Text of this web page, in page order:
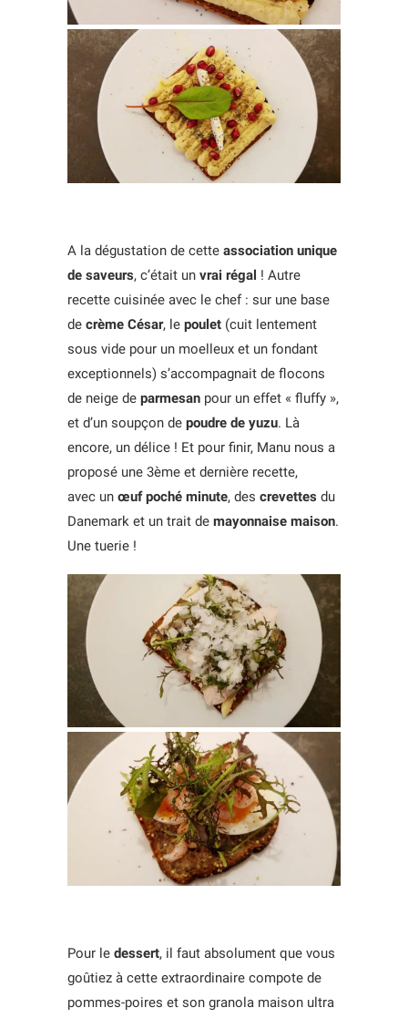
A la dégustation de cette association unique
de saveurs, c’était un vrai régal ! Autre
recette cuisinée avec le chef : sur une base
de crème César, le poulet (cuit lentement
sous vide pour un moelleux et un fondant
exceptionnels) s’accompagnait de flocons
de neige de parmesan pour un effet « fluffy »,
et d’un soupçon de poudre de yuzu. Là
encore, un délice ! Et pour finir, Manu nous a
proposé une 3ème et dernière recette,
avec un œuf poché minute, des crevettes du
Danemark et un trait de mayonnaise maison.
Une tuerie !
Pour le dessert, il faut absolument que vous
goûtiez à cette extraordinaire compote de
pommes-poires et son granola maison ultra